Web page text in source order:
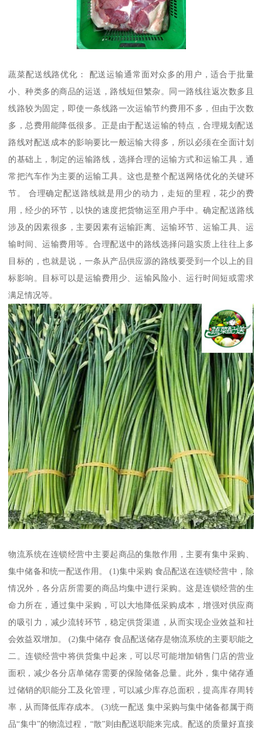
蔬菜配送线路优化： 配送运输通常面对众多的用户，适合于批量
小、种类多的商品的运送，路线短但繁杂。同一路线往返次数多且
线路较为固定，即使一条线路一次运输节约费用不多，但由于次数
多，总费用能降低很多。正是由于配送运输的特点，合理规划配送
路线对配送成本的影响要比一般运输大得多，所以必须在全面计划
的基础上，制定的运输路线，选择合理的运输方式和运输工具，通
常把汽车作为主要的运输工具。这也是整个配送网络优化的关键环
节。 合理确定配送路线就是用少的动力，走短的里程，花少的费
用，经少的环节，以快的速度把货物运至用户手中。确定配送路线
涉及的因素很多，主要因素有运输距离、运输环节、运输工具、运
输时间、运输费用等。合理配送中的路线选择问题实质上往往上多
目标的，也就是说，一条从产品供应源的路线要受到一个以上的目
标影响。目标可以是运输费用少、运输风险小、运行时间短或需求
满足情况等。
物流系统在连锁经营中主要起商品的集散作用，主要有集中采购、
集中储备和统一配送作用。 (1)集中采购 食品配送在连锁经营中，除
情况外，各分店所需要的商品均集中进行采购。这是连锁经营的生
命力所在，通过集中采购，可以大地降低采购成本，增强对供应商
的吸引力，减少流转环节，稳定供货渠道，从而实现企业效益和社
会效益双增加。 (2)集中储存 食品配送储存是物流系统的主要职能之
二。连锁经营中将供货集中起来，可以尽可能增加销售门店的营业
面积，减少各分店单储存需要的保险储备总量。此外，集中储存通
过储销的职能分工及化管理，可以减少库存总面积，提高库存周转
率，从而降低库存成本。 (3)统一配送 集中采购与集中储备都属于商
品“集中”的物流过程，“散”则由配送职能来完成。配送的质量好直接